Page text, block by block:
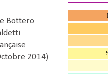
Bottero
2014)